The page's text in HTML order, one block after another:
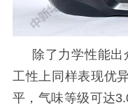
除了力学性能出
工性上同样表现优
平，气味等级可达